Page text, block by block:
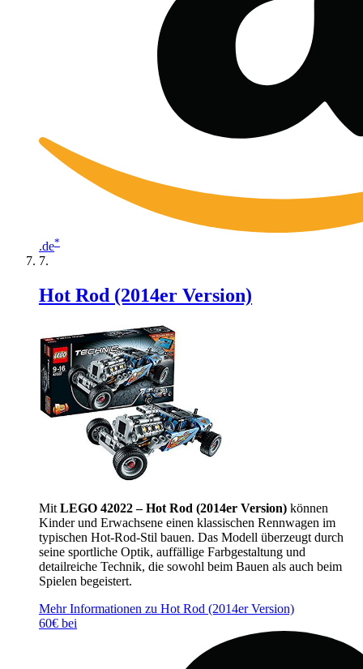
.de*
Hot Rod (2014er Version)
Mit LEGO 42022 – Hot Rod (2014er Version) können
Kinder und Erwachsene einen klassischen Rennwagen im
typischen Hot-Rod-Stil bauen. Das Modell überzeugt durch
seine sportliche Optik, auffällige Farbgestaltung und
detailreiche Technik, die sowohl beim Bauen als auch beim
Spielen begeistert.
Mehr Informationen zu Hot Rod (2014er Version)
60€ bei